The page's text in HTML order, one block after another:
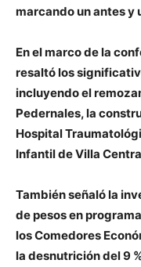
marcando un antes y
En el marco de la
resaltó los
incluyendo el
Pedernales, la
Hospital
Infantil de Villa
También señaló la
de pesos en
los Comedores
la desnutrición del 9